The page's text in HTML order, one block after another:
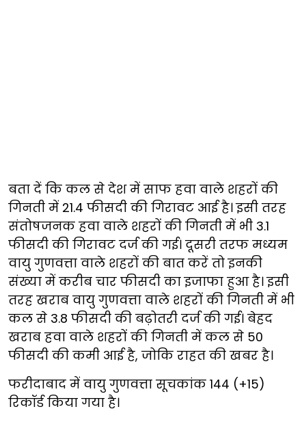
बता दें कि कल से देश में साफ हवा वाले शहरों की
गिनती में 21.4 फीसदी की गिरावट आई है। इसी तरह
संतोषजनक हवा वाले शहरों की गिनती में भी 3.1
फीसदी की गिरावट दर्ज की गई। दूसरी तरफ मध्यम
वायु गुणवत्ता वाले शहरों की बात करें तो इनकी
संख्या में करीब चार फीसदी का इजाफा हुआ है। इसी
तरह खराब वायु गुणवत्ता वाले शहरों की गिनती में भी
कल से 3.8 फीसदी की बढ़ोतरी दर्ज की गई। बेहद
खराब हवा वाले शहरों की गिनती में कल से 50
फीसदी की कमी आई है, जोकि राहत की खबर है।
फरीदाबाद में वायु गुणवत्ता सूचकांक 144 (+15)
रिकॉर्ड किया गया है।